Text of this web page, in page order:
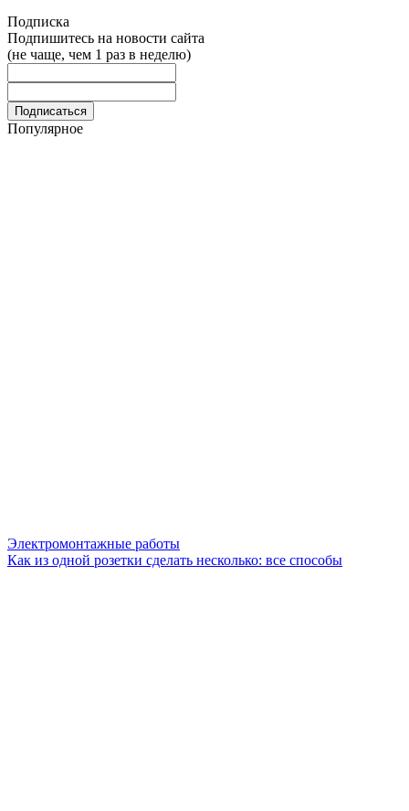
Подписка
Подпишитесь на новости сайта
(не чаще, чем 1 раз в неделю)
Популярное
Электромонтажные работы
Как из одной розетки сделать несколько: все способы